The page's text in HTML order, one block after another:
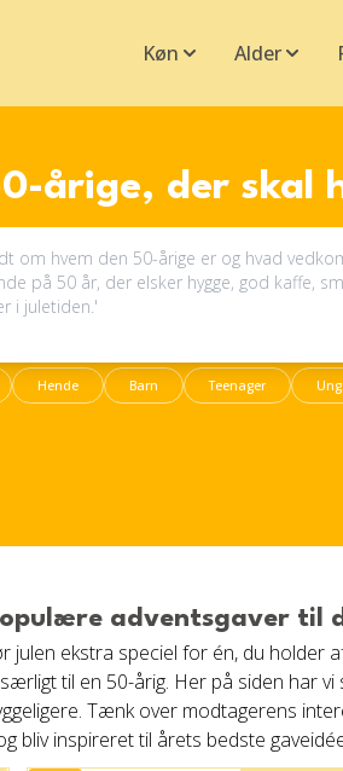
Køn Alder
årige, der skal
Hende Barn Teenager Ung
adventsgaver til
julen ekstra speciel for én, du
til en 50-årig. Her på siden har
Tænk over modtagerens
bliv inspireret til årets bedste